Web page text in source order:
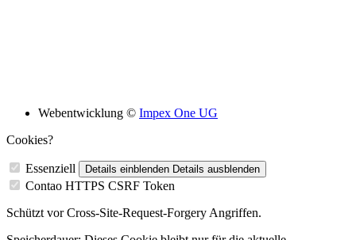
Webentwicklung © Impex One UG
Cookies?
Essenziell Details einblenden Details ausblenden
Contao HTTPS CSRF Token
Schützt vor Cross-Site-Request-Forgery Angriffen.